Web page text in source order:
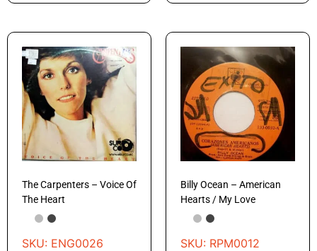
The Carpenters – Voice Of
The Heart
SKU: ENG0026
Billy Ocean – American
Hearts / My Love
SKU: RPM0012